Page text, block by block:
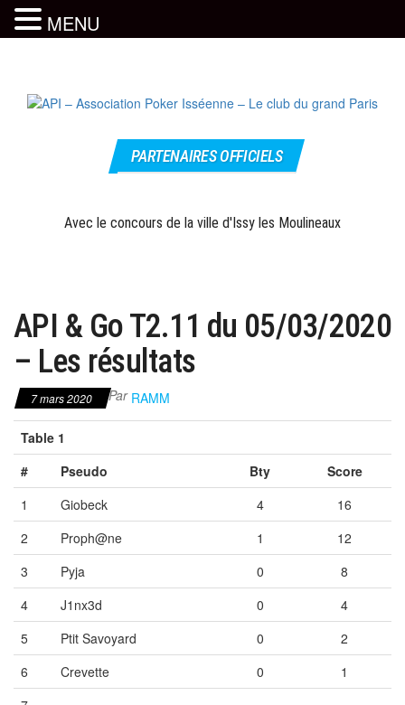
content
API –
Association
Isséenne –
officiel
PARTENAIRES OFFICIELS
Avec le concours de la ville d'Issy les Moulineaux
API & Go T2.11 du 05/03/2020
– Les résultats
7 mars 2020 Par RAMM
Table 1
#
Pseudo Bty
Score
1
Giobeck 4
16
2
Proph@ne 1
12
3
Pyja 0
8
4
J1nx3d 0
4
5
Ptit Savoyard 0
2
6
Crevette 0
1
MENU